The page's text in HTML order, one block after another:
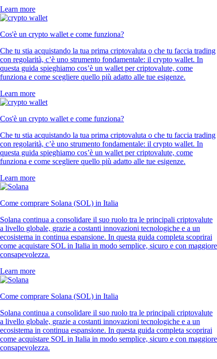
Learn more
Cos'è un crypto wallet e come funziona?
Che tu stia acquistando la tua prima criptovaluta o che tu faccia trading
con regolarità, c’è uno strumento fondamentale: il crypto wallet. In
questa guida spieghiamo cos’è un wallet per criptovalute, come
funziona e come scegliere quello più adatto alle tue esigenze.
Learn more
Cos'è un crypto wallet e come funziona?
Che tu stia acquistando la tua prima criptovaluta o che tu faccia trading
con regolarità, c’è uno strumento fondamentale: il crypto wallet. In
questa guida spieghiamo cos’è un wallet per criptovalute, come
funziona e come scegliere quello più adatto alle tue esigenze.
Learn more
Come comprare Solana (SOL) in Italia
Solana continua a consolidare il suo ruolo tra le principali criptovalute
a livello globale, grazie a costanti innovazioni tecnologiche e a un
ecosistema in continua espansione. In questa guida completa scoprirai
come acquistare SOL in Italia in modo semplice, sicuro e con maggiore
consapevolezza.
Learn more
Come comprare Solana (SOL) in Italia
Solana continua a consolidare il suo ruolo tra le principali criptovalute
a livello globale, grazie a costanti innovazioni tecnologiche e a un
ecosistema in continua espansione. In questa guida completa scoprirai
come acquistare SOL in Italia in modo semplice, sicuro e con maggiore
consapevolezza.